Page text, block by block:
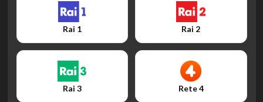
Rai 1 Rai 2
Rai 3 Rete 4